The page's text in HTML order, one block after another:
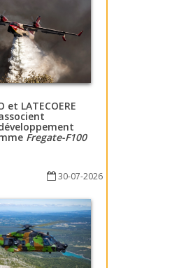
et LATECOERE
Fregate-F100
30-07-2026